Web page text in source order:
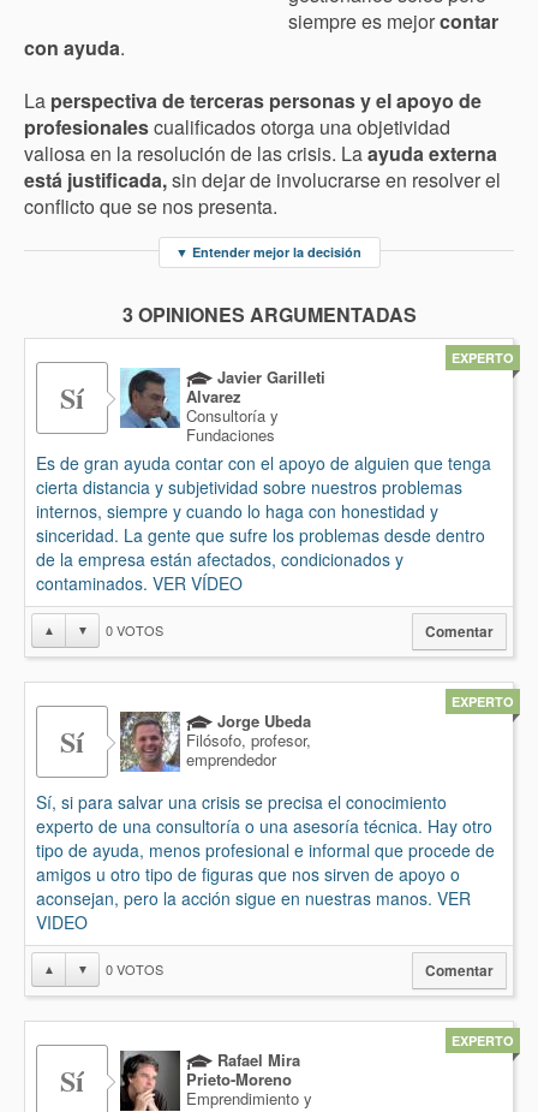
siempre es mejorcontar
con ayuda.
La perspectiva de terceras personas y el apoyo de
profesionalescualificados otorga una objetividad
valiosa en la resolución de las crisis. Laayuda externa
está justificada,sin dejar de involucrarse en resolver el
conflicto que se nos presenta.
▼ Entender mejor la decisión
3 OPINIONES ARGUMENTADAS
Sí
Javier Garilleti
Alvarez
Consultoría y
Fundaciones
Es de gran ayuda contar con el apoyo de alguien que tenga
cierta distancia y subjetividad sobre nuestros problemas
internos, siempre y cuando lo haga con honestidad y
sinceridad. La gente que sufre los problemas desde dentro
de la empresa están afectados, condicionados y
contaminados. VER VÍDEO
EXPERTO
▲ ▼ 0VOTOS Comentar
Sí
Jorge Ubeda
Filósofo, profesor,
emprendedor
Sí, si para salvar una crisis se precisa el conocimiento
experto de una consultoría o una asesoría técnica. Hay otro
tipo de ayuda, menos profesional e informal que procede de
amigos u otro tipo de figuras que nos sirven de apoyo o
aconsejan, pero la acción sigue en nuestras manos. VER
VIDEO
EXPERTO
▲ ▼ 0VOTOS Comentar
Sí
Rafael Mira
Prieto-Moreno
Emprendimiento y
EXPERTO